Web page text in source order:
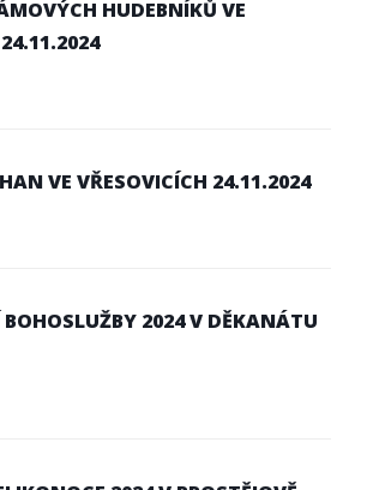
HUDEBNÍKŮ VE
VE VŘESOVICÍCH 24.11.2024
2024 V DĚKANÁTU